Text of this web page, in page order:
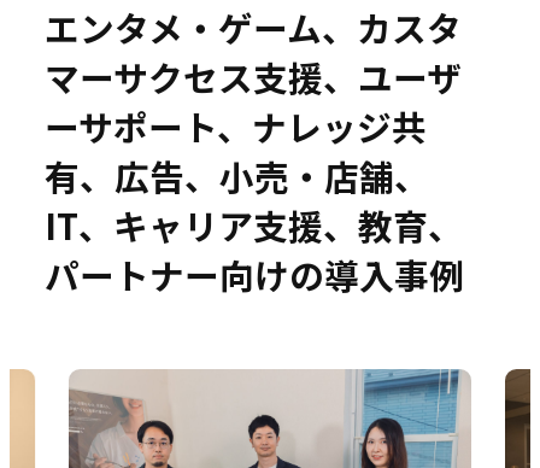
事例
セミナー
お役立ち情報
エンタメ・ゲーム、カスタ
マーサクセス支援、ユーザ
ーサポート、ナレッジ共
有、広告、小売・店舗、
IT、キャリア支援、教育、
パートナー向けの導入事例